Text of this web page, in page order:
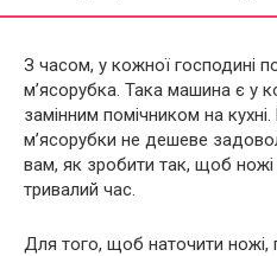
З часом, у кожної господині
м’ясорубка. Така машина є у
замінним помічником на
м’ясорубки не дешеве
вам, як зробити так, щоб
тривалий час.
Для того, щоб наточити ножі,